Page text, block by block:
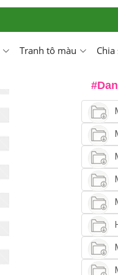
Tranh tô màu